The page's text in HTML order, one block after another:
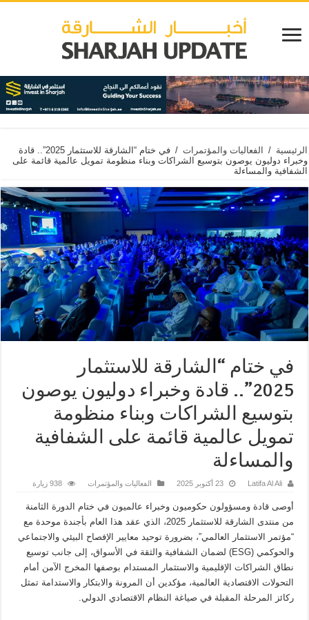
الرئيسية / الفعاليات والمؤتمرات /
في ختام “الشارقة للاستثمار 2025”.. قادة
وخبراء دوليون يوصون بتوسيع الشراكات وبناء منظومة تمويل عالمية قائمة على
الشفافية والمساءلة
في ختام “الشارقة للاستثمار
2025”.. قادة وخبراء دوليون يوصون
بتوسيع الشراكات وبناء منظومة
تمويل عالمية قائمة على الشفافية
والمساءلة
Latifa Al Ali 23 أكتوبر 2025 الفعاليات والمؤتمرات 938 زيارة
أوصى قادة ومسؤولون حكوميون وخبراء عالميون في ختام الدورة الثامنة
من منتدى الشارقة للاستثمار 2025، الذي عقد هذا العام بأجندة موحدة مع
“مؤتمر الاستثمار العالمي”، بضرورة توحيد معايير الإفصاح البيئي والاجتماعي
والحوكمي (ESG) لضمان الشفافية والثقة في الأسواق، إلى جانب توسيع
نطاق الشراكات الإقليمية والاستثمار المستدام بوصفها المخرج الآمن أمام
التحولات الاقتصادية العالمية، مؤكدين أن المرونة والابتكار والاستدامة تمثل
ركائز المرحلة المقبلة في صياغة النظام الاقتصادي الدولي.